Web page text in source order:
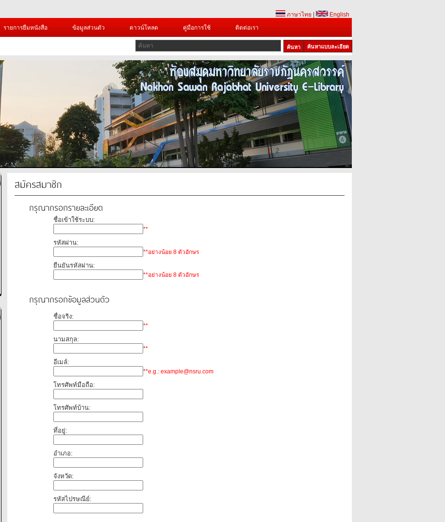
ภาษาไทย
English
รายการยืมหนังสือ ข้อมูลส่วนตัว ดาวน์โหลด คู่มือการใช้ ติดต่อเรา
ค้นหาแบบละเอียด
1 2
สมัครสมาชิก
กรุณากรอกรายละเอียด
ชื่อเข้าใช้ระบบ:
**
รหัสผ่าน:
**อย่างน้อย 8 ตัวอักษร
ยืนยันรหัสผ่าน:
**อย่างน้อย 8 ตัวอักษร
กรุณากรอกข้อมูลส่วนตัว
ชื่อจริง:
**
นามสกุล:
**
อีเมล์:
**e.g.: example@nsru.com
โทรศัพท์มือถือ:
โทรศัพท์บ้าน:
ที่อยู่:
อำเภอ:
จังหวัด:
รหัสไปรษณีย์: